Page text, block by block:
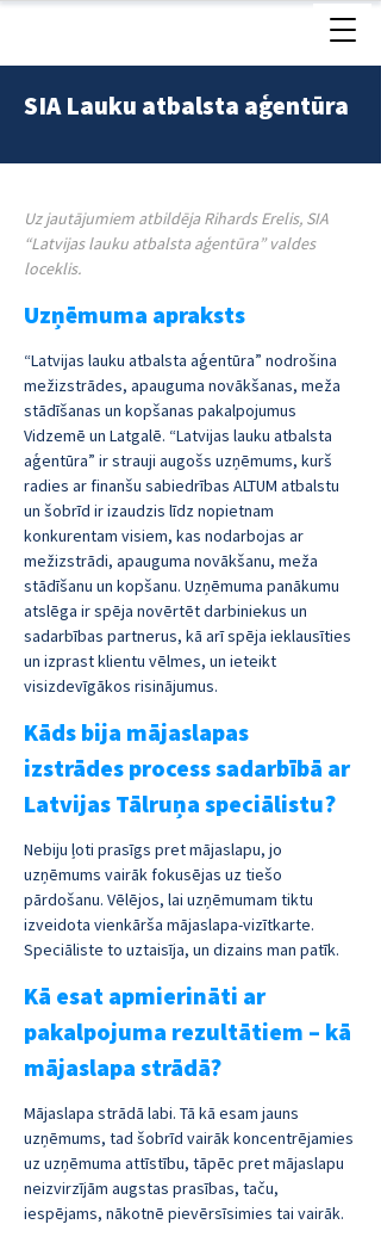
< Atpakaļ
Uz jautājumiem atbildēja Rihards Erelis, SIA
“Latvijas lauku atbalsta aģentūra” valdes
loceklis.
Uzņēmuma apraksts
“Latvijas lauku atbalsta aģentūra” nodrošina
mežizstrādes, apauguma novākšanas, meža
stādīšanas un kopšanas pakalpojumus
Vidzemē un Latgalē. “Latvijas lauku atbalsta
aģentūra” ir strauji augošs uzņēmums, kurš
radies ar finanšu sabiedrības ALTUM atbalstu
un šobrīd ir izaudzis līdz nopietnam
konkurentam visiem, kas nodarbojas ar
mežizstrādi, apauguma novākšanu, meža
stādīšanu un kopšanu. Uzņēmuma panākumu
atslēga ir spēja novērtēt darbiniekus un
sadarbības partnerus, kā arī spēja ieklausīties
un izprast klientu vēlmes, un ieteikt
visizdevīgākos risinājumus.
Kāds bija mājaslapas
izstrādes process sadarbībā ar
Latvijas Tālruņa speciālistu?
Nebiju ļoti prasīgs pret mājaslapu, jo
uzņēmums vairāk fokusējas uz tiešo
pārdošanu. Vēlējos, lai uzņēmumam tiktu
izveidota vienkārša mājaslapa-vizītkarte.
Speciāliste to uztaisīja, un dizains man patīk.
Kā esat apmierināti ar
pakalpojuma rezultātiem – kā
mājaslapa strādā?
Mājaslapa strādā labi. Tā kā esam jauns
uzņēmums, tad šobrīd vairāk koncentrējamies
uz uzņēmuma attīstību, tāpēc pret mājaslapu
neizvirzījām augstas prasības, taču,
iespējams, nākotnē pievērsīsimies tai vairāk.
SIA Lauku atbalsta aģentūra